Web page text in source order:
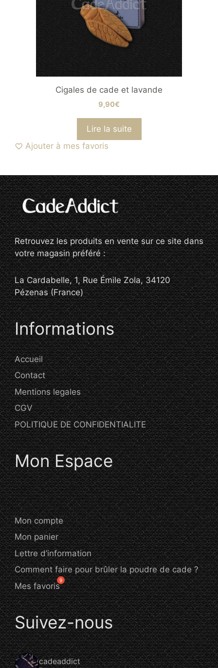
Cigales de cade et lavande
9,90€
Lire la suite
Ajouter à mes favoris
Retrouvez les produits en vente sur ce site dans
votre magasin préféré :
La Cardabelle, 1, Rue Émile Zola, 34120
Pézenas (France)
Informations
Accueil
Contact
Mentions legales
CGV
POLITIQUE DE CONFIDENTIALITE
Mon Espace
Mon compte
Mon panier
Lettre d’information
Comment faire pour brûler la poudre de cade ?
Mes favoris
Suivez-nous
cadeaddict